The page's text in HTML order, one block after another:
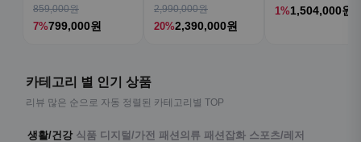
859,000원
7%799,000원
TV
2,990,000원
20%2,390,000원
1%1,504,000원
카테고리 별 인기 상품
리뷰 많은 순으로 자동 정렬된 카테고리별 TOP
생활/건강 식품 디지털/가전 패션의류 패션잡화 스포츠/레저